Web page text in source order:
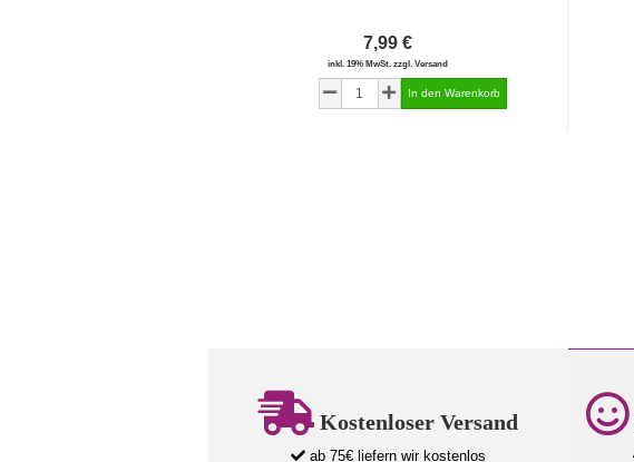
7,99 €
inkl. 19% MwSt. zzgl. Versand
Kostenloser Versand
ab 75€ liefern wir kostenlos